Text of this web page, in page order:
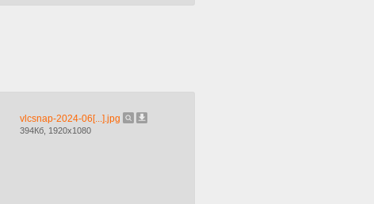
vlcsnap-2024-06[...].jpg
394Кб, 1920x1080